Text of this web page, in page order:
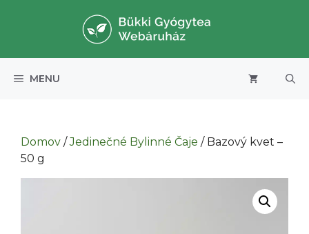
MENU
Domov /Jedinečné Bylinné Čaje / Bazový kvet –
50 g